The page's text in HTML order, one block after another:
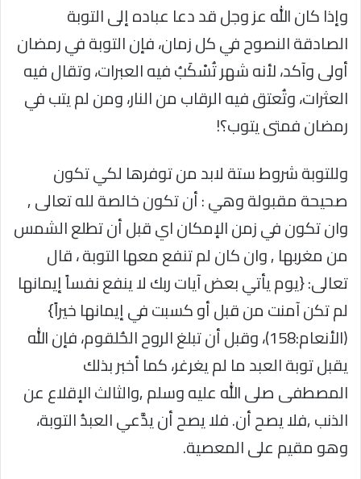
وإذا كان الله عز وجل قد دعا عباده إلى التوبة
الصادقة النصوح في كل زمان، فإن التوبة في رمضان
أولى وآكد، لأنه شهر تُسْكَبُ فيه العبرات، وتقال فيه
العثرات، وتُعتق فيه الرقاب من النار، ومن لم يتب في
رمضان فمتى يتوب؟!
وللتوبة شروط ستة لابد من توفرها لكي تكون
صحيحة مقبولة وهي : أن تكون خالصة لله تعالى ,
وان تكون في زمن الإمكان اي قبل أن تطلع الشمس
من مغربها , وان كان لم تنفع معها التوبة ، قال
تعالى: {يوم يأتي بعض آيات ربك لا ينفع نفساً إيمانها
لم تكن آمنت من قبل أو كسبت في إيمانها خيراً}
(الأنعام:158)، وقبل أن تبلغ الروح الحُلقوم، فإن الله
يقبل توبة العبد ما لم يغرغر، كما أخبر بذلك
المصطفى صلى الله عليه وسلم ,والثالث الإقلاع عن
الذنب ,فلا يصح أن. فلا يصح أن يدَّعي العبدُ التوبة،
وهو مقيم على المعصية.